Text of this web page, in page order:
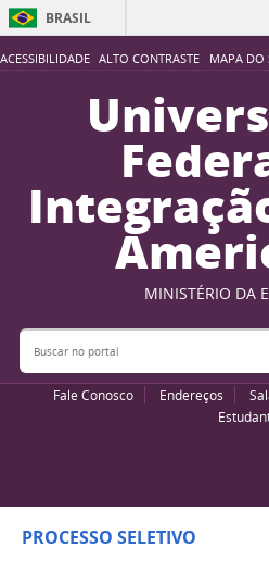
ACESSIBILIDADE ALTO CONTRASTE MAPA DO
BRASIL
MINISTÉRIO DA
Buscar no portal
Fale Conosco Endereços
PROCESSO SELETIVO